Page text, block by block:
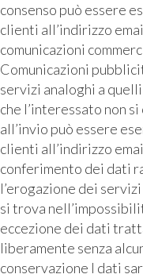
consenso può essere
clienti all’indirizzo
comunicazioni
Comunicazioni
servizi analoghi a
che l’interessato non
all’invio può essere
clienti all’indirizzo
conferimento dei dati
l’erogazione dei
si trova
eccezione dei dati
liberamente senza
conservazione I dati